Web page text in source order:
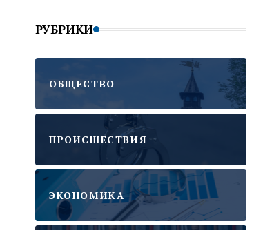
РУБРИКИ
ОБЩЕСТВО
ПРОИСШЕСТВИЯ
ЭКОНОМИКА